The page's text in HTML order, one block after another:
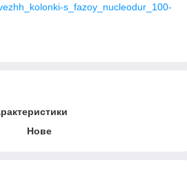
s_fazoy_nucleodur_100-
Нове